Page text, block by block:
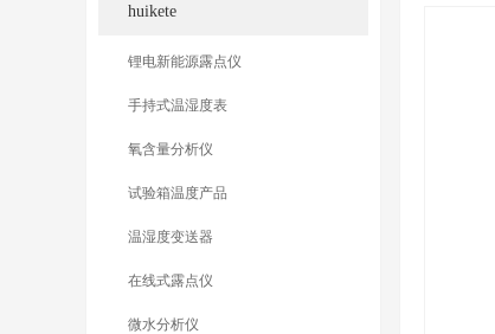
huikete
锂电新能源露点仪
手持式温湿度表
氧含量分析仪
试验箱温度产品
温湿度变送器
在线式露点仪
微水分析仪